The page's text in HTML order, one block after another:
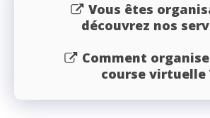
Vous êtes
découvrez nos
Comment
course virtuelle